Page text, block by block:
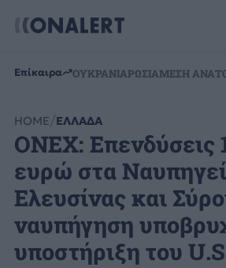
Επίκαιρα ΟΥΚΡΑΝΙΑΡΩΣΙΑΜΕΣΗ
HOME ΕΛΛΑΔΑ
ONEX: Επενδύσεις
ευρώ στα
Ελευσίνας και
ναυπήγηση
υποστήριξη του